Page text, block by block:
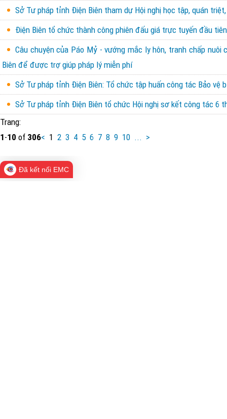
Sở Tư pháp tỉnh Điện Biên tham dự Hội nghị học tập, quán
Điện Biên tổ chức thành công phiên đấu giá trực tuyến đầu
Câu chuyện của Páo Mỷ - vướng mắc ly hôn, tranh chấp
Biên để được trợ giúp pháp lý miễn phí
Sở Tư pháp tỉnh Điện Biên: Tổ chức tập huấn công tác Bảo vệ
Sở Tư pháp tỉnh Điện Biên tổ chức Hội nghị sơ kết công tác 6
Trang:
1-10 of 306< 1 2 3 4 5 6 7 8 9 10 ... >
Đã kết nối EMC